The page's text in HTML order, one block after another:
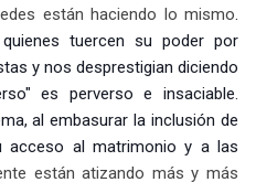
están haciendo lo mismo.
tuercen su poder por
y nos desprestigian diciendo
es perverso e insaciable.
al embasurar la inclusión de
al matrimonio y a las
están atizando más y más